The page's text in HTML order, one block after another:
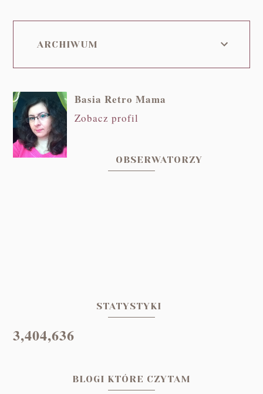
ARCHIWUM
Basia Retro Mama
Zobacz profil
OBSERWATORZY
STATYSTYKI
3,404,636
BLOGI KTÓRE CZYTAM